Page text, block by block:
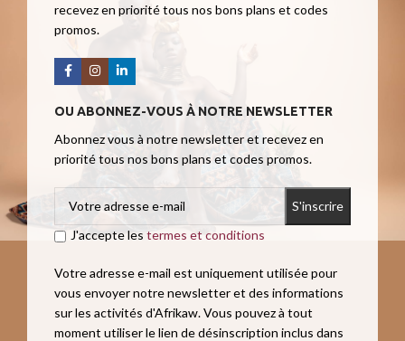
recevez en priorité tous nos bons plans et codes
promos.
OU ABONNEZ-VOUS À NOTRE NEWSLETTER
Abonnez vous à notre newsletter et recevez en
priorité tous nos bons plans et codes promos.
J'accepte les termes et conditions
Votre adresse e-mail est uniquement utilisée pour
vous envoyer notre newsletter et des informations
sur les activités d'Afrikaw. Vous pouvez à tout
moment utiliser le lien de désinscription inclus dans